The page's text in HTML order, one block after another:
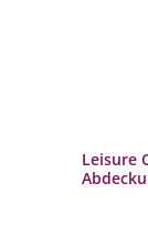
Leisure